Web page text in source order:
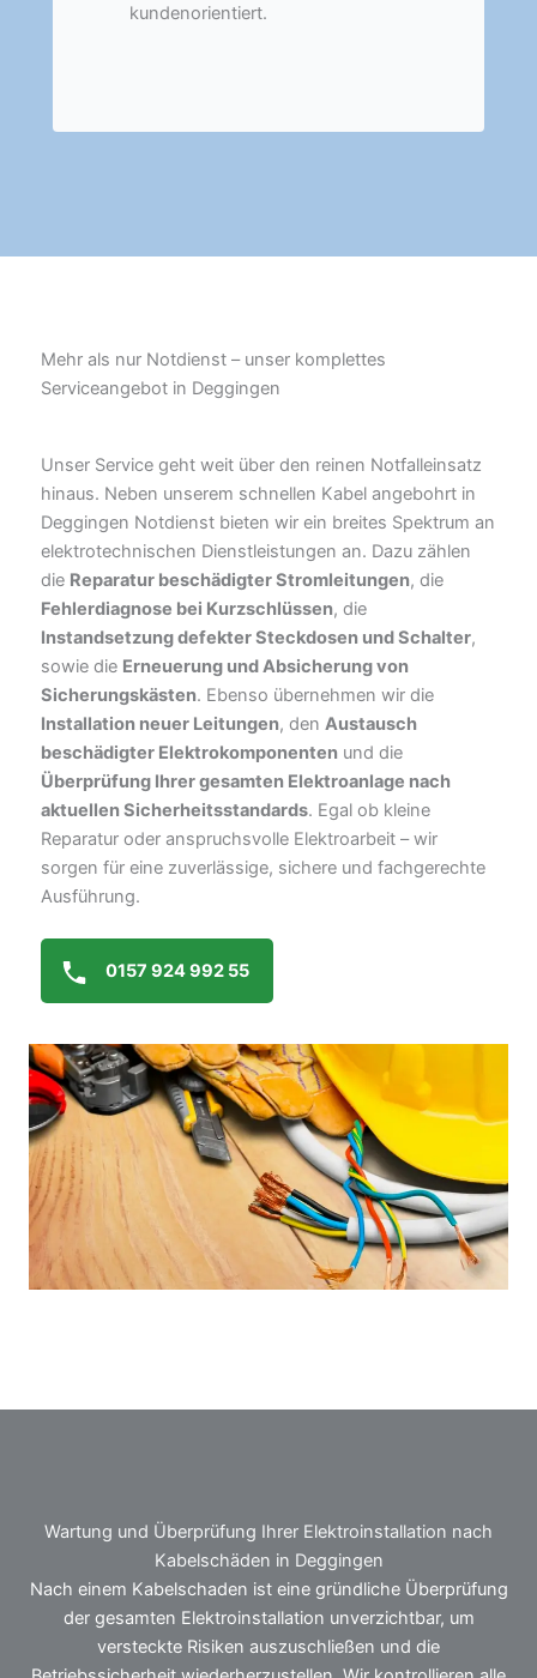
kundenorientiert.
Mehr als nur Notdienst – unser komplettes
Serviceangebot in Deggingen
Unser Service geht weit über den reinen Notfalleinsatz
hinaus. Neben unserem schnellen Kabel angebohrt in
Deggingen Notdienst bieten wir ein breites Spektrum an
elektrotechnischen Dienstleistungen an. Dazu zählen
die Reparatur beschädigter Stromleitungen, die
Fehlerdiagnose bei Kurzschlüssen, die
Instandsetzung defekter Steckdosen und Schalter,
sowie die Erneuerung und Absicherung von
Sicherungskästen. Ebenso übernehmen wir die
Installation neuer Leitungen, den Austausch
beschädigter Elektrokomponenten und die
Überprüfung Ihrer gesamten Elektroanlage nach
aktuellen Sicherheitsstandards. Egal ob kleine
Reparatur oder anspruchsvolle Elektroarbeit – wir
sorgen für eine zuverlässige, sichere und fachgerechte
Ausführung.
0157 924 992 55
Wartung und Überprüfung Ihrer Elektroinstallation nach
Kabelschäden in Deggingen
Nach einem Kabelschaden ist eine gründliche Überprüfung
der gesamten Elektroinstallation unverzichtbar, um
versteckte Risiken auszuschließen und die